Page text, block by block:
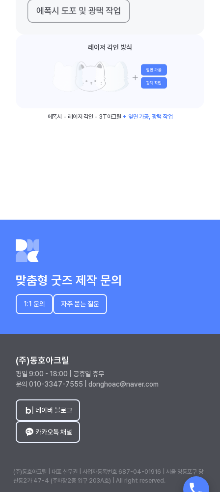
레이저 각인 방식
에폭시 - 레이저 각인 - 3T아크릴 + 옆면 가공, 광택 작업
맞춤형 굿즈 제작 문의
1:1 문의 자주 묻는 질문
(주)동호아크릴
평일 9:00 - 18:00 | 공휴일 휴무
문의 010-3347-7555 | donghoac@naver.com
네이버 블로그
카카오톡 채널
(주)동호아크릴 | 대표 신무권 | 사업자등록번호 687-04-01916 | 서울 영등포구 당
산동2가 47-4 (주차장2층 입구 203A호) | All right reserved.